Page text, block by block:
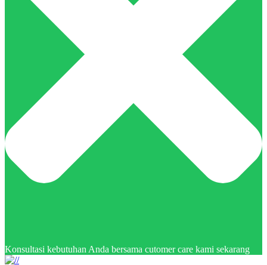
Konsultasi kebutuhan Anda bersama cutomer care kami sekarang